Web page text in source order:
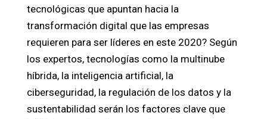
tecnológicas que apuntan hacia la
transformación digital que las empresas
requieren para ser líderes en este 2020? Según
los expertos, tecnologías como la multinube
híbrida, la inteligencia artificial, la
ciberseguridad, la regulación de los datos y la
sustentabilidad serán los factores clave que